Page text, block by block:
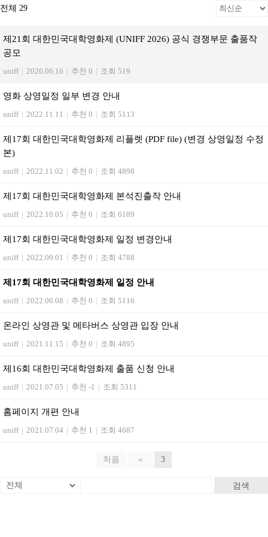
전체 29
제21회 대한민국대학영화제 (UNIFF 2026) 공식 경쟁부문 출품작
공모
uniff | 2026.06.16 | 추천 0 | 조회 519
영화 상영일정 일부 변경 안내
uniff | 2022.11.11 | 추천 0 | 조회 5113
제17회 대한민국대학영화제 리플렛 (PDF file) (변경 상영일정 수정
본)
uniff | 2022.11.02 | 추천 0 | 조회 4898
제17회 대한민국대학영화제 본석진출작 안내
uniff | 2022.10.05 | 추천 0 | 조회 6189
제17회 대한민국대학영화제 일정 변경안내
uniff | 2022.09.01 | 추천 0 | 조회 4788
제17회 대한민국대학영화제 일정 안내
uniff | 2022.06.08 | 추천 0 | 조회 5116
온라인 상영관 및 메타버스 상영관 입장 안내
uniff | 2021.11.15 | 추천 0 | 조회 4895
제16회 대한민국대학영화제 출품 신청 안내
uniff | 2021.07.05 | 추천 -1 | 조회 5311
홈페이지 개편 안내
uniff | 2021.07.04 | 추천 1 | 조회 4687
처음 « 3
검색